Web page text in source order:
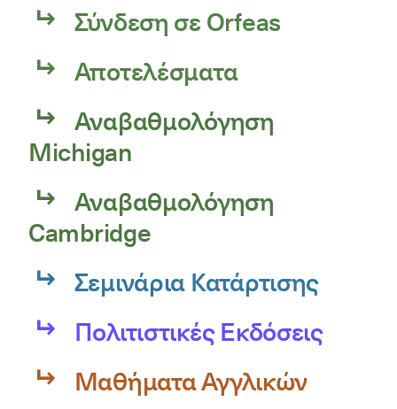
Σύνδεση σε Orfeas
Αποτελέσματα
Αναβαθμολόγηση
Michigan
Αναβαθμολόγηση
Cambridge
Σεμινάρια Κατάρτισης
Πολιτιστικές Εκδόσεις
Μαθήματα Αγγλικών